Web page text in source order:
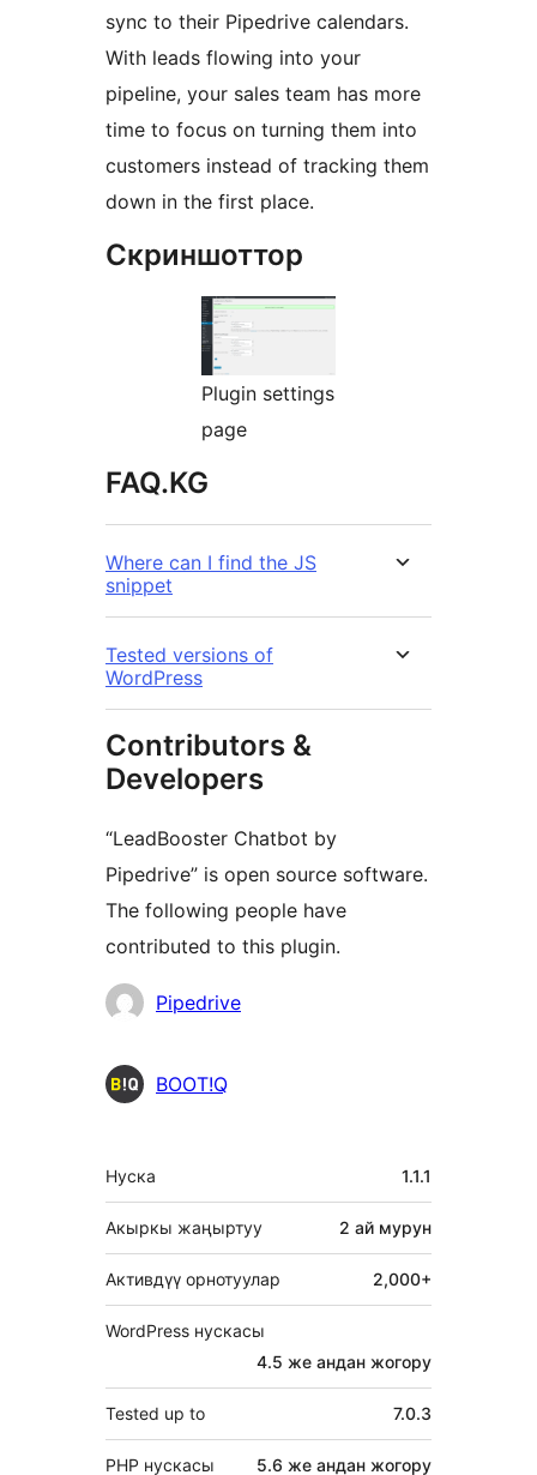
sync to their Pipedrive calendars.
With leads flowing into your
pipeline, your sales team has more
time to focus on turning them into
customers instead of tracking them
down in the first place.
Скриншоттор
Plugin settings
page
FAQ.KG
Where can I find the JS
snippet
Tested versions of
WordPress
Contributors &
Developers
“LeadBooster Chatbot by
Pipedrive” is open source software.
The following people have
contributed to this plugin.
МүчөлөрүPipedrive
BOOT!Q
Мета
Нуска 1.1.1
Акыркы жаңыртуу 2 ай мурун
Активдүү орнотуулар 2,000+
WordPress нускасы
4.5 же андан жогору
Tested up to 7.0.3
PHP нускасы 5.6 же андан жогору